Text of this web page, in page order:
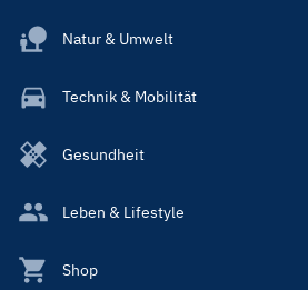
Natur & Umwelt
Technik & Mobilität
Gesundheit
Leben & Lifestyle
Shop